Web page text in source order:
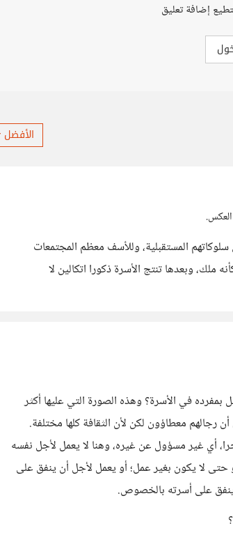
إضافة تعليق
الأفضل
المستقبلية، وللأسف معظم المجتمعات
وبعدها تنتج الأسرة ذكورا اتكالين لا
في الأسرة؟ وهذه الصورة التي عليها أكثر
رجالهم معطاؤون لكن لأن الثقافة كلها مختلفة.
أي غير مسؤول عن غيره، وهنا لا يعمل لأجل نفسه
حتى لا يكون بغير عمل؛ أو يعمل لأجل أن ينفق على
ينفق على أسرته بالخصوص.